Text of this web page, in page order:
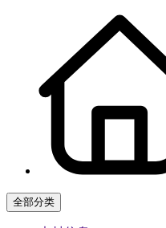
全部分类